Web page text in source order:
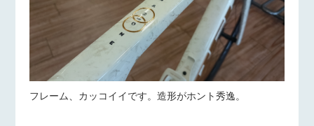
フレーム、カッコイイです。造形がホント秀逸。